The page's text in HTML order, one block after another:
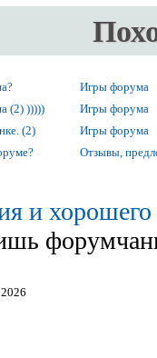
Игры форума
(2) )))))
Игры форума
(2)
Игры форума
Отзывы,
и хорошего